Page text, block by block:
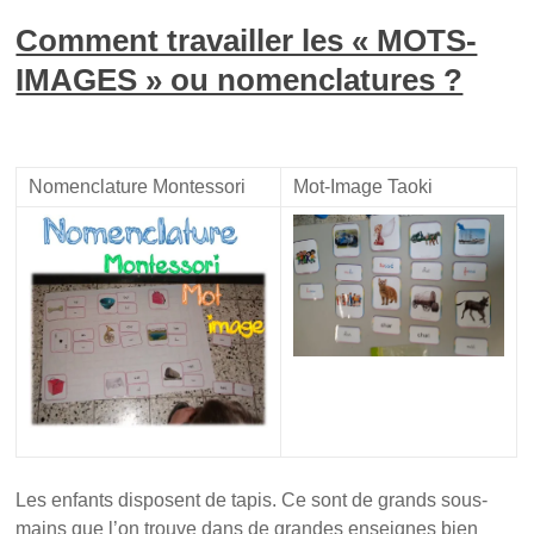
Comment travailler les « MOTS-
IMAGES » ou nomenclatures ?
Nomenclature Montessori Mot-Image Taoki
Les enfants disposent de tapis. Ce sont de grands sous-
mains que l’on trouve dans de grandes enseignes bien